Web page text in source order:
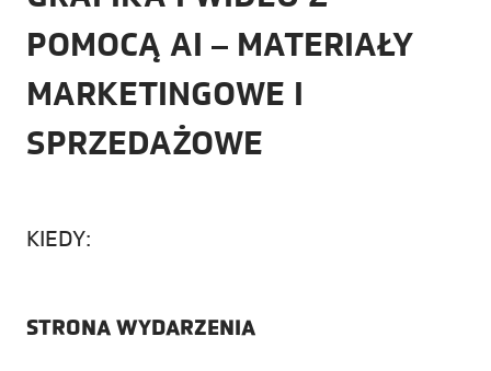
POMOCĄ AI – MATERIAŁY
MARKETINGOWE I
SPRZEDAŻOWE
KIEDY:
STRONA WYDARZENIA